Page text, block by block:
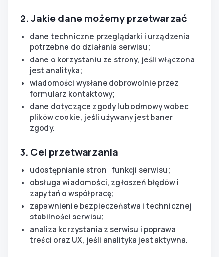
2. Jakie dane możemy przetwarzać
dane techniczne przeglądarki i urządzenia
potrzebne do działania serwisu;
dane o korzystaniu ze strony, jeśli włączona
jest analityka;
wiadomości wysłane dobrowolnie przez
formularz kontaktowy;
dane dotyczące zgody lub odmowy wobec
plików cookie, jeśli używany jest baner
zgody.
3. Cel przetwarzania
udostępnianie stron i funkcji serwisu;
obsługa wiadomości, zgłoszeń błędów i
zapytań o współpracę;
zapewnienie bezpieczeństwa i technicznej
stabilności serwisu;
analiza korzystania z serwisu i poprawa
treści oraz UX, jeśli analityka jest aktywna.